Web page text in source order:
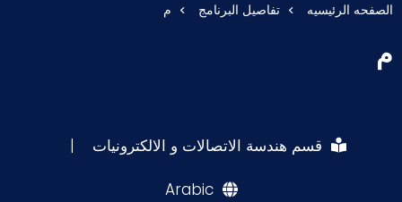
الصفحه الرئيسيه تفاصيل البرنامج م
م
قسم هندسة الاتصالات و الالكترونيات |
Arabic